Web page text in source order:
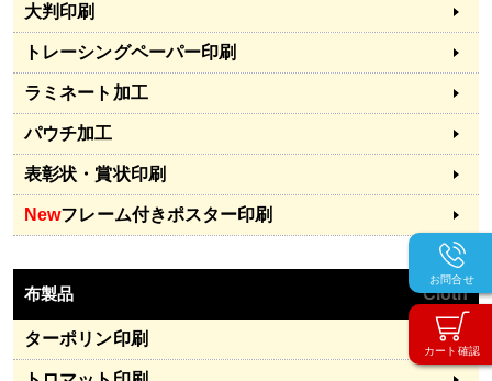
カート確認
お問合せ
大判印刷
トレーシングペーパー印刷
ラミネート加工
パウチ加工
表彰状・賞状印刷
Newフレーム付きポスター印刷
布製品 Cloth
ターポリン印刷